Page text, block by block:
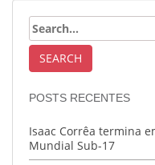
POSTS RECENTES
Isaac Corrêa termina
Mundial Sub-17